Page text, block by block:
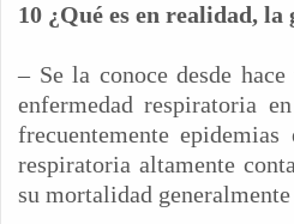
10 ¿Qué es en realidad,
– Se la conoce desde
enfermedad respiratoria
frecuentemente
respiratoria altamente
su mortalidad